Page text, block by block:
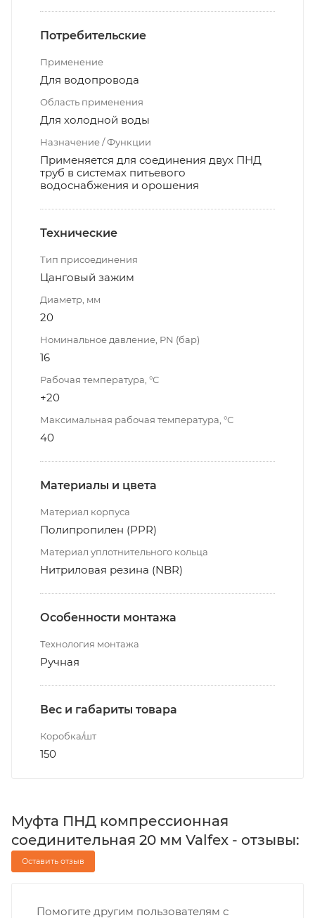
Потребительские
Применение
Для водопровода
Область применения
Для холодной воды
Назначение / Функции
Применяется для соединения двух ПНД
труб в системах питьевого
водоснабжения и орошения
Технические
Тип присоединения
Цанговый зажим
Диаметр, мм
20
Номинальное давление, PN (бар)
16
Рабочая температура, °С
+20
Максимальная рабочая температура, °С
40
Материалы и цвета
Материал корпуса
Полипропилен (PPR)
Материал уплотнительного кольца
Нитриловая резина (NBR)
Особенности монтажа
Технология монтажа
Ручная
Вес и габариты товара
Коробка/шт
150
Муфта ПНД компрессионная
соединительная 20 мм Valfex - отзывы:
Оставить отзыв
Помогите другим пользователям с